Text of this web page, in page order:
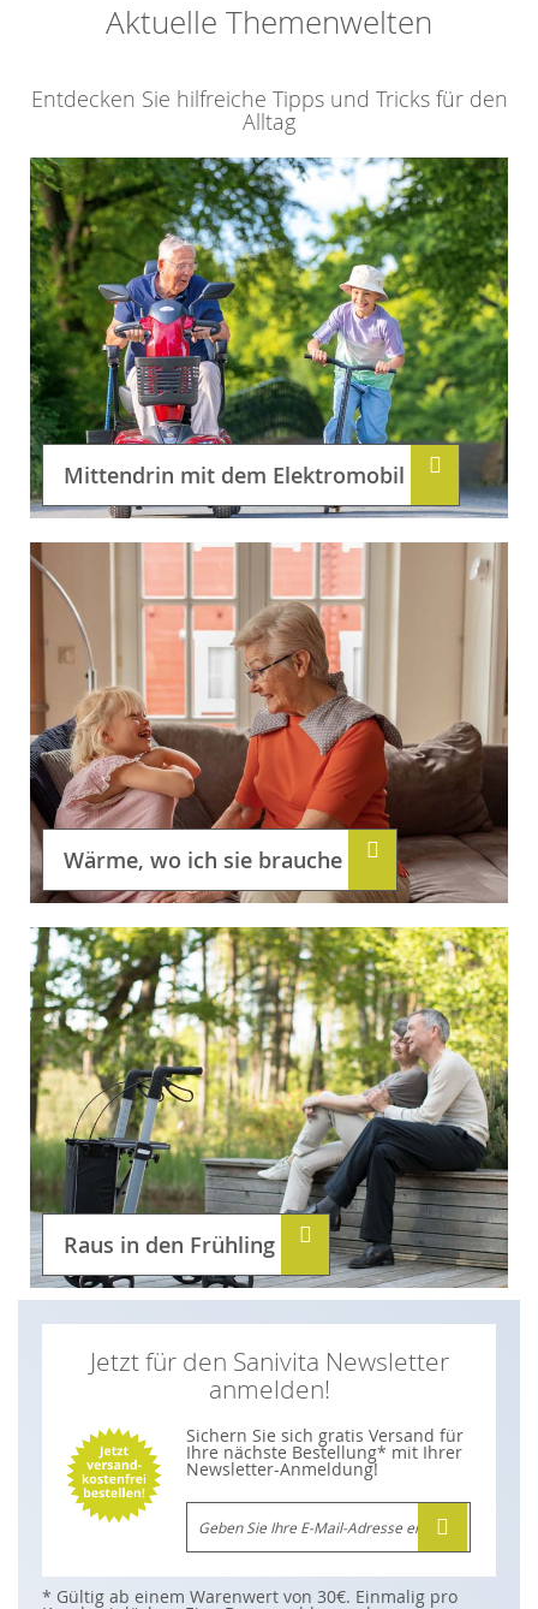
Aktuelle Themenwelten
Entdecken Sie hilfreiche Tipps und Tricks für den
Alltag
Mittendrin mit dem Elektromobil
Wärme, wo ich sie brauche
Raus in den Frühling
Jetzt für den Sanivita Newsletter
anmelden!
Sichern Sie sich gratis Versand für
Ihre nächste Bestellung* mit Ihrer
Newsletter-Anmeldung!
M
d
e
n
* Gültig ab einem Warenwert von 30€. Einmalig pro